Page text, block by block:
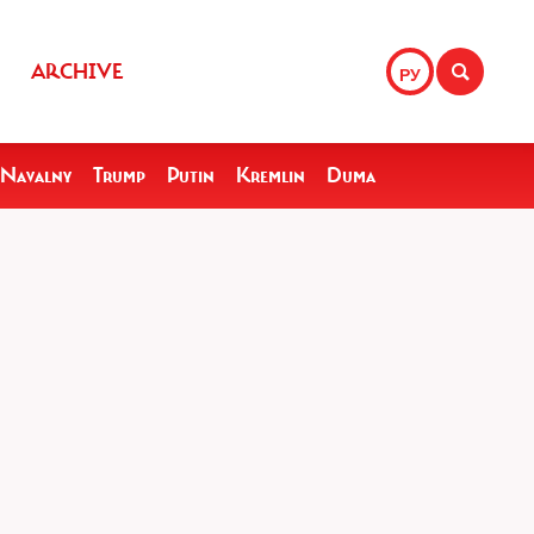
РУ
ARCHIVE
Navalny Trump Putin Kremlin Duma